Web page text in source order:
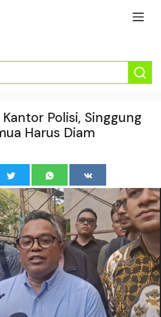
Polisi, Singgung
Harus Diam